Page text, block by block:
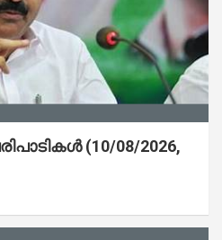
(10/08/2026,